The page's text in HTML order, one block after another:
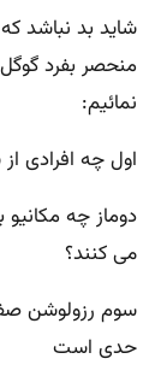
شاید بد نباشد
منحصر بفرد
نمائیم:
اول چه افرادی
دوماز چه مکانیو
می کنند؟
سوم رزولوشن
حدی است